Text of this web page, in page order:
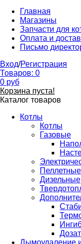
Главная
Магазины
Запчасти для
Оплата и
Письмо
Вход/Регистрация
Товаров: 0
0 руб
Корзина пуста!
Каталог товаров
Котлы
Котлы
Газовые
Пеллетные
Дизельные